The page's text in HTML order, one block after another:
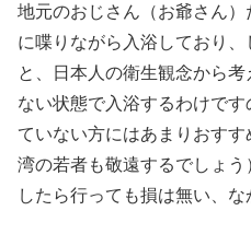
地元のおじさん（お爺さん
に喋りながら入浴しており
と、日本人の衛生観念から
ない状態で入浴するわけで
ていない方にはあまりおす
湾の若者も敬遠するでしょ
したら行っても損は無い、な